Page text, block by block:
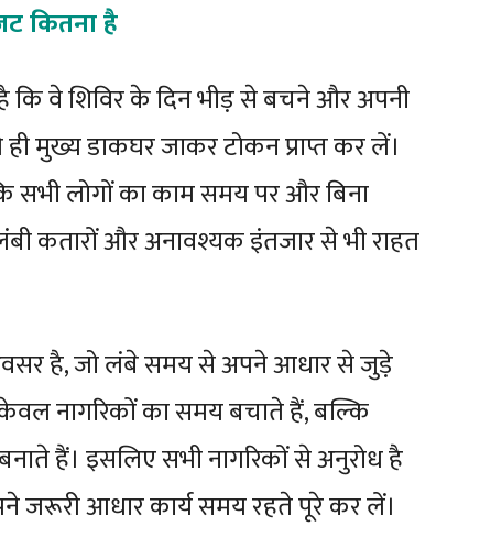
कितना है
कि वे शिविर के दिन भीड़ से बचने और अपनी
मुख्य डाकघर जाकर टोकन प्राप्त कर लें।
सभी लोगों का काम समय पर और बिना
कतारों और अनावश्यक इंतजार से भी राहत
है, जो लंबे समय से अपने आधार से जुड़े
नागरिकों का समय बचाते हैं, बल्कि
हैं। इसलिए सभी नागरिकों से अनुरोध है
जरूरी आधार कार्य समय रहते पूरे कर लें।